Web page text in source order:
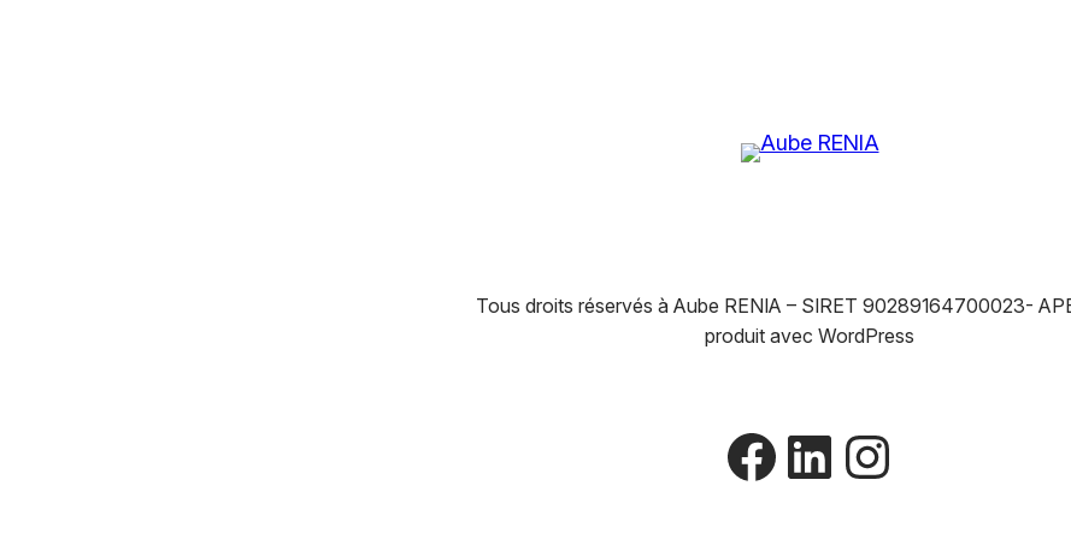
Tous droits réservés à Aube RENIA – SIRET 90289164700023-
produit avec WordPress
Facebook
LinkedIn
Instagram